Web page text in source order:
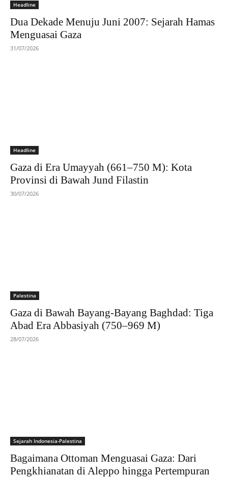
Headline
Dua Dekade Menuju Juni 2007: Sejarah Hamas
Menguasai Gaza
31/07/2026
Headline
Gaza di Era Umayyah (661–750 M): Kota
Provinsi di Bawah Jund Filastin
30/07/2026
Palestina
Gaza di Bawah Bayang-Bayang Baghdad: Tiga
Abad Era Abbasiyah (750–969 M)
28/07/2026
Sejarah Indonesia-Palestina
Bagaimana Ottoman Menguasai Gaza: Dari
Pengkhianatan di Aleppo hingga Pertempuran